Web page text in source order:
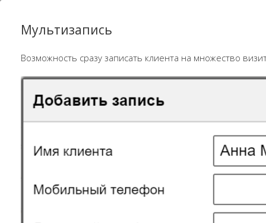
Мультизапись
Возможность сразу записать клиента на множество